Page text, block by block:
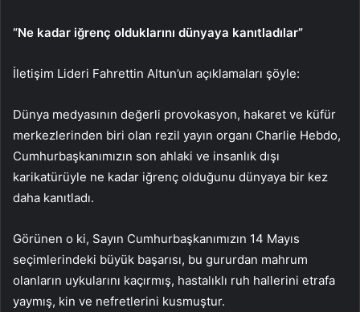
“Ne kadar iğrenç olduklarını dünyaya kanıtladılar”
İletişim Lideri Fahrettin Altun’un açıklamaları şöyle:
Dünya medyasının değerli provokasyon, hakaret ve küfür
merkezlerinden biri olan rezil yayın organı Charlie Hebdo,
Cumhurbaşkanımızın son ahlaki ve insanlık dışı
karikatürüyle ne kadar iğrenç olduğunu dünyaya bir kez
daha kanıtladı.
Görünen o ki, Sayın Cumhurbaşkanımızın 14 Mayıs
seçimlerindeki büyük başarısı, bu gururdan mahrum
olanların uykularını kaçırmış, hastalıklı ruh hallerini etrafa
yaymış, kin ve nefretlerini kusmuştur.